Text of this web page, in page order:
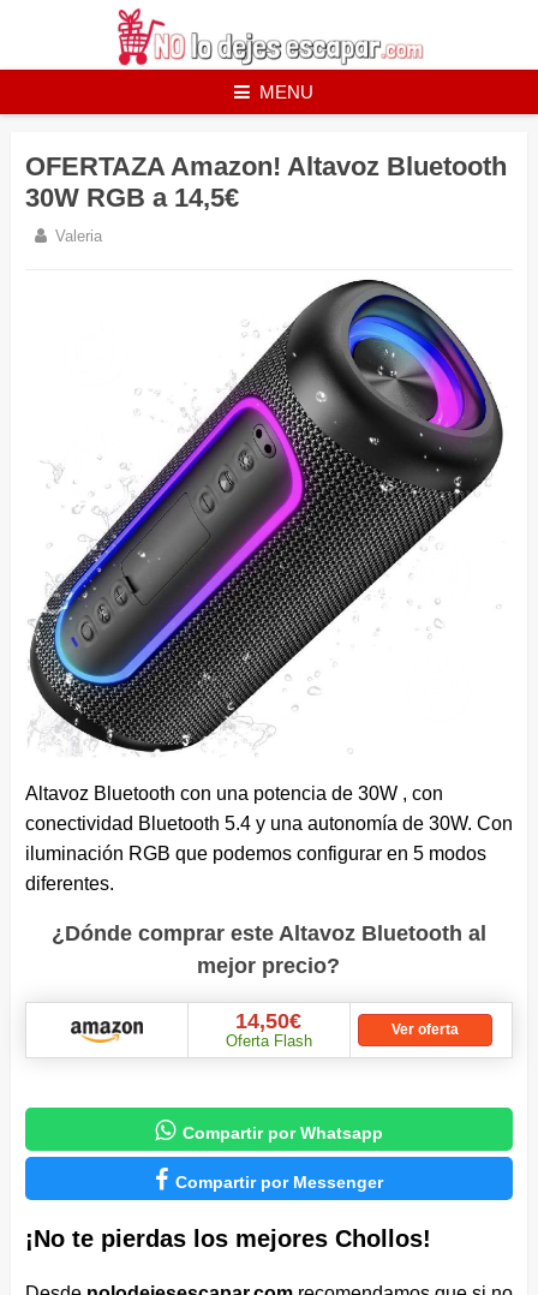
MENU
OFERTAZA Amazon! Altavoz Bluetooth
30W RGB a 14,5€
Valeria
Altavoz Bluetooth con una potencia de 30W , con
conectividad Bluetooth 5.4 y una autonomía de 30W. Con
iluminación RGB que podemos configurar en 5 modos
diferentes.
¿Dónde comprar este Altavoz Bluetooth al
mejor precio?
14,50€
Oferta Flash
Ver oferta
 Compartir por Whatsapp
 Compartir por Messenger
¡No te pierdas los mejores Chollos!